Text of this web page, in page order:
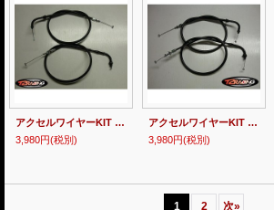
アクセルワイヤーKIT 【 MC18・21 】
3,980円(税別)
アクセルワイヤーKIT 【 MC28 】
3,980円(税別)
1 2 次»